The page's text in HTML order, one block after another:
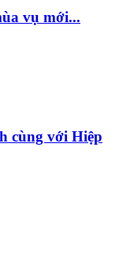
vụ mới...
cùng với Hiệp